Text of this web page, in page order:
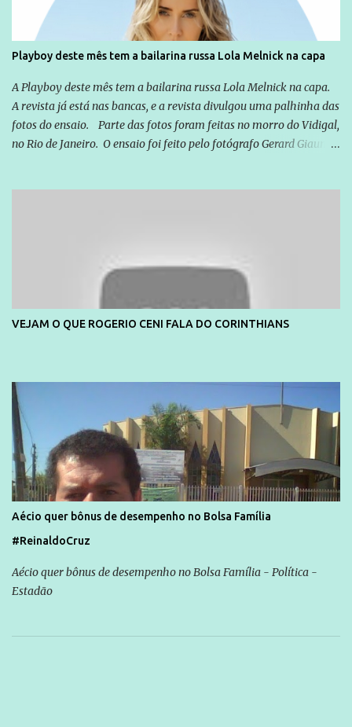
forma consistente a riqueza do conhecimento... Exemplo: o
cidadão brasileiro não precisa só ser informado sobre operações
da Lava Jato, Reformas que podem retirar ou não direitos, ou
quem vai ser preso ou não; é preciso levar até as pessoas, do mais
simples ao mais burguês, o que diz a nossa Constituição, quais são
seus direitos e deveres em ...
Playboy deste mês tem a bailarina russa Lola Melnick na capa
A Playboy deste mês tem a bailarina russa Lola Melnick na capa.
A revista já está nas bancas, e a revista divulgou uma palhinha das
fotos do ensaio. Parte das fotos foram feitas no morro do Vidigal,
no Rio de Janeiro. O ensaio foi feito pelo fotógrafo Gerard Giaume
VEJAM O QUE ROGERIO CENI FALA DO CORINTHIANS
Aécio quer bônus de desempenho no Bolsa Família
#ReinaldoCruz
Aécio quer bônus de desempenho no Bolsa Família - Política -
Estadão